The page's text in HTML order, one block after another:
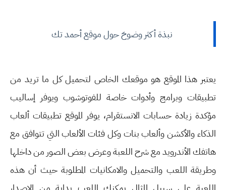
نبذة أكثر وضوحَ حول موقع أحمد تك
يعتبر هذا الموقع هو موقعك الخاص لتحميل كل ما تريد من
تطبيقات وبرامج وأدوات خاصة للفوتوشوب ويوفر إساليب
مؤكدة زيادة حسابات الانستقرام، يوفر الموقع تطبيقات ألعاب
الذكاء والأكشن وألعاب بنات وكل فئات الألعاب التي تتوافق مع
هاتفك الأندرويد مع شرح اللعبة وعرض بعض الصور من داخلها
وطريقة اللعب والتحميل والامكانيات المطلوبة حيث أن هذه